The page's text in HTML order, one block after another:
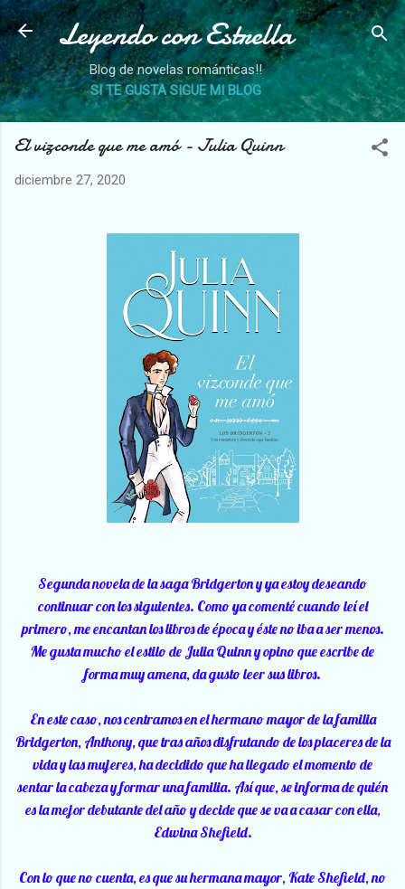
Ir al contenido principal
Leyendo con Estrella
Blog de novelas románticas!!
SI TE GUSTA SIGUE MI BLOG
El vizconde que me amó - Julia Quinn
diciembre 27, 2020
Segunda novela de la saga Bridgerton y ya estoy deseando
continuar con los siguientes. Como ya comenté cuando leí el
primero, me encantan los libros de época y éste no iba a ser menos.
Me gusta mucho el estilo de Julia Quinn y opino que escribe de
forma muy amena, da gusto leer sus libros.
En este caso, nos centramos en el hermano mayor de la familia
Bridgerton, Anthony, que tras años disfrutando de los placeres de la
vida y las mujeres, ha decidido que ha llegado el momento de
sentar la cabeza y formar una familia. Así que, se informa de quién
es la mejor debutante del año y decide que se va a casar con ella,
Edwina Shefield.
Con lo que no cuenta, es que su hermana mayor, Kate Shefield, no